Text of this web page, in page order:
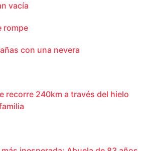
vacía
rompe
con una nevera
recorre 240km a través del hielo